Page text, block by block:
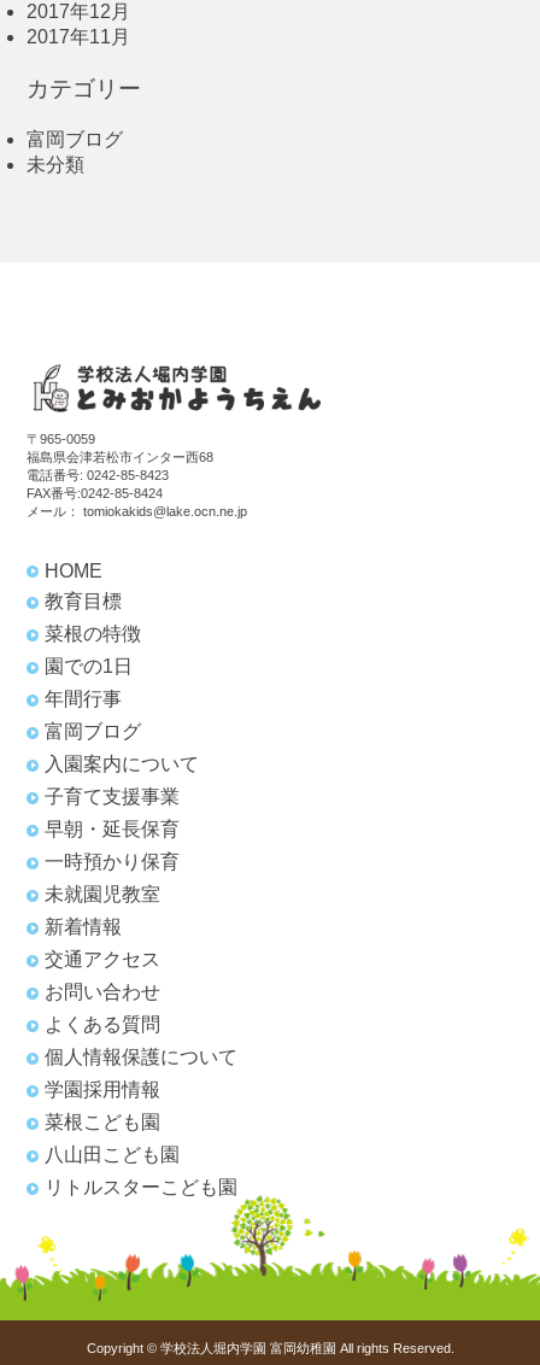
2017年12月
2017年11月
カテゴリー
富岡ブログ
未分類
〒965-0059
福島県会津若松市インター西68
電話番号:0242-85-8423
FAX番号:0242-85-8424
メール：tomiokakids@lake.ocn.ne.jp
HOME
教育目標
菜根の特徴
園での1日
年間行事
富岡ブログ
入園案内について
子育て支援事業
早朝・延長保育
一時預かり保育
未就園児教室
新着情報
交通アクセス
お問い合わせ
よくある質問
個人情報保護について
学園採用情報
菜根こども園
八山田こども園
リトルスターこども園
Copyright © 学校法人堀内学園 富岡幼稚園 All rights Reserved.